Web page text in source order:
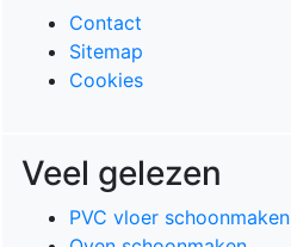
Contact
Sitemap
Cookies
Veel gelezen
PVC vloer schoonmaken